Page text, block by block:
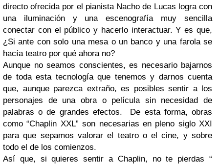
directo ofrecida por el pianista Nacho de Lucas logra con
una iluminación y una escenografía muy sencilla
conectar con el público y hacerlo interactuar. Y es que,
¿Si ante con solo una mesa o un banco y una farola se
hacía teatro por qué ahora no?
Aunque no seamos conscientes, es necesario bajarnos
de toda esta tecnología que tenemos y darnos cuenta
que, aunque parezca extraño, es posibles sentir a los
personajes de una obra o película sin necesidad de
palabras o de grandes efectos. De esta forma, obras
como “Chaplin XXL” son necesarias en pleno siglo XXI
para que sepamos valorar el teatro o el cine, y sobre
todo el de los comienzos.
Así que, si quieres sentir a Chaplin, no te pierdas “